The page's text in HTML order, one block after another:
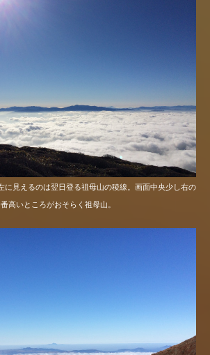
に見えるのは翌日登る祖母山の稜線。画面中央少し右の
高いところがおそらく祖母山。